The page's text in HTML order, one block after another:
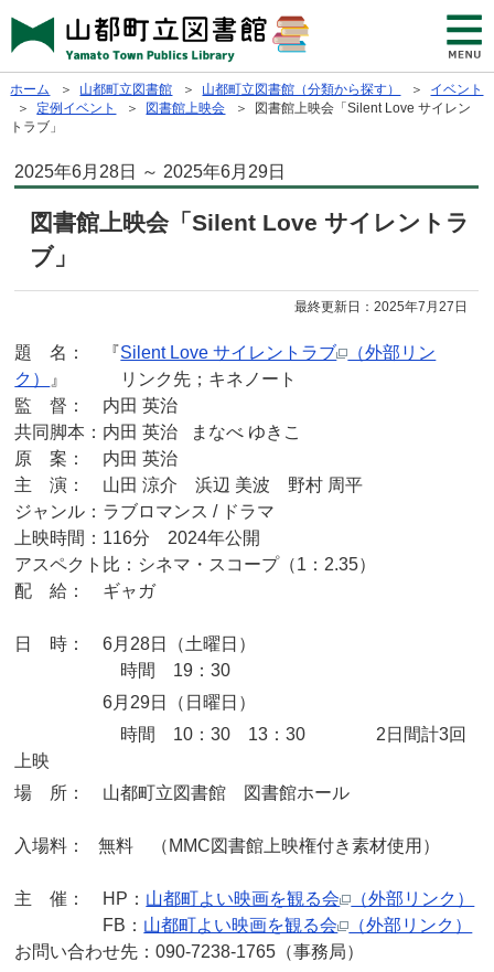
ホーム ＞ 山都町立図書館 ＞ 山都町立図書館（分類から探す） ＞ イベント
＞ 定例イベント ＞ 図書館上映会 ＞ 図書館上映会「Silent Love サイレン
トラブ」
2025年6月28日 ～ 2025年6月29日
図書館上映会「Silent Love サイレントラ
ブ」
最終更新日：2025年7月27日
題 名： 『Silent Love サイレントラブ
（外部リン
ク） 』 リンク先；キネノート
監 督： 内田 英治
共同脚本：内田 英治 まなべ ゆきこ
原 案： 内田 英治
主 演： 山田 涼介 浜辺 美波 野村 周平
ジャンル：ラブロマンス / ドラマ
上映時間：116分 2024年公開
アスペクト比：シネマ・スコープ（1：2.35）
配 給： ギャガ
日 時： 6月28日（土曜日）
時間 19：30
6月29日（日曜日）
時間 10：30 13：30 2日間計3回
上映
場 所： 山都町立図書館 図書館ホール
入場料： 無料 （MMC図書館上映権付き素材使用）
主 催： HP： 山都町よい映画を観る会
（外部リンク）
FB： 山都町よい映画を観る会
（外部リンク）
お問い合わせ先：090-7238-1765（事務局）